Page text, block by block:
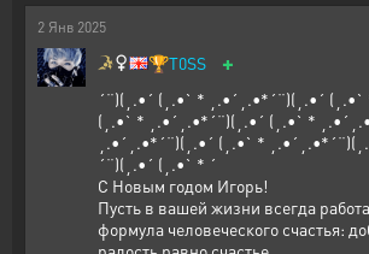
2 Янв 2025
🏆T0SS +
´¨)(¸.•´ (¸.•` * ¸.•´¸.•*´¨)(¸.•´
(¸.•` * ¸.•´¸.•*´¨)(¸.•´ (¸.•` *
¸.•´¸.•*´¨)(¸.•´ (¸.•` *
´¨)(¸.•´ (¸.•` * ´
С Новым годом Игорь!
Пусть в вашей жизни всегда
формула человеческого счастья: